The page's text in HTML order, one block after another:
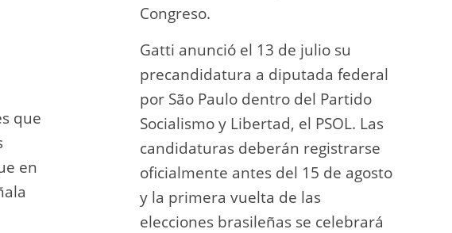
que
en
Congreso.
Gatti anunció el 13 de julio su
precandidatura a diputada federal
por São Paulo dentro del Partido
Socialismo y Libertad, el PSOL. Las
candidaturas deberán registrarse
oficialmente antes del 15 de agosto
y la primera vuelta de las
elecciones brasileñas se celebrará